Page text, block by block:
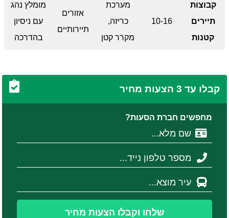
קבוצות
תיירים
קטנות
10-16
מערכת
כריזה,
מקרר קטן
אזורים
תיירותיים
מומלץ נהג
עם ניסיון
בהדרכה
קבלו עד 3 הצעות מחיר
מחפשים חברת הסעות?
שלחו וקבלו הצעות מחיר